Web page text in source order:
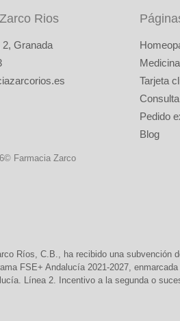
Rios
2, Granada
Farmacia Zarco
Tarjeta
Pedido
Blog
Ríos, C.B., ha recibido una subvención
FSE+ Andalucía 2021-2027,
Línea 2. Incentivo a la segunda o